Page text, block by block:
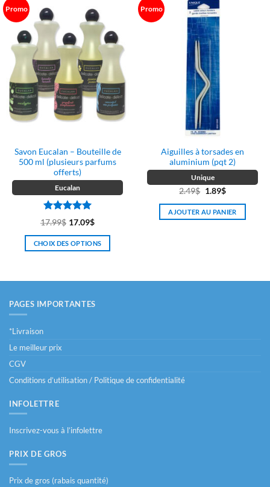
plusieurs
variations.
Les
options
peuvent
être
choisies
sur
du
produit
Promo
Savon Eucalan – Bouteille de
500 ml (plusieurs parfums
offerts)
Eucalan
Note 5sur
17.99$ 17.09$
CHOIX DES OPTIONS
a
variations.
sur
produit
Promo
Aiguilles à torsades en
aluminium (pqt 2)
Unique
2.49$ Le
prix
initial
1.89$Le
prix
actuel
AJOUTER AU PANIER
PAGES IMPORTANTES
*Livraison
Le meilleur prix
CGV
Conditions d’utilisation / Politique de confidentialité
INFOLETTRE
Inscrivez-vous à l’infolettre
PRIX DE GROS
Prix de gros (rabais quantité)